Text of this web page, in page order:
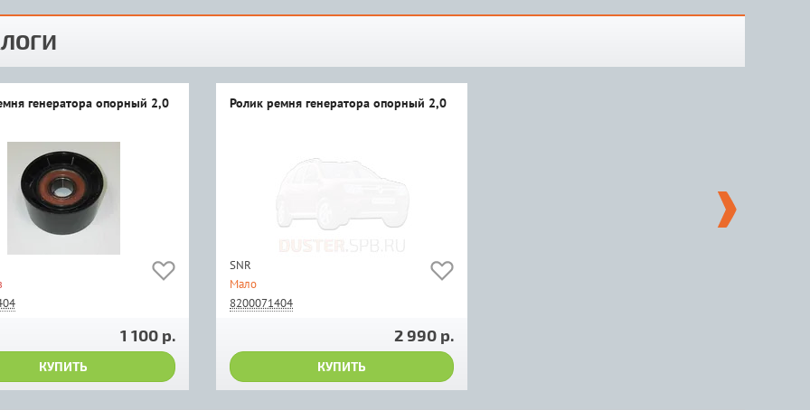
генератора опорный 2,0
1 100 р.
КУПИТЬ
Ролик ремня генератора опорный 2,0
SNR
Мало
8200071404
2 990 р.
КУПИТЬ